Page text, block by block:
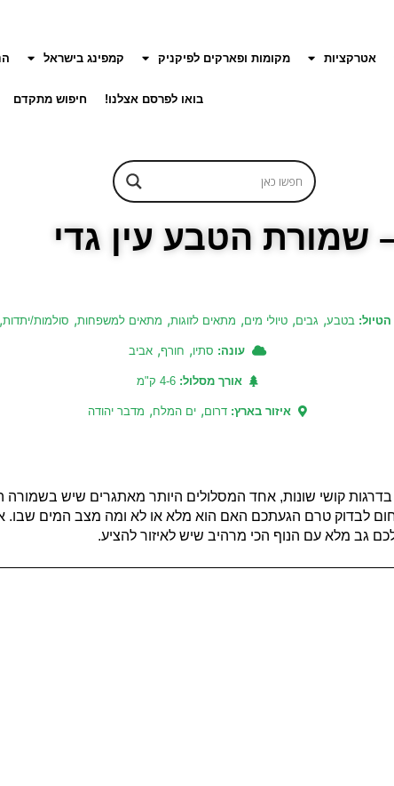
אטרקציות מקומות ופארקים לפיקניק קמפינג בישראל
בואו לפרסם אצלנו! חיפוש מתקדם
שמורת הטבע עין גדי
הטיול: בטבע, גבים, טיולי מים, מתאים לזוגות, מתאים למשפחות, סולמות/יתדות,
עונה: סתיו, חורף, אביב
אורך מסלול:4-6 ק"מ
איזור בארץ:דרום, ים המלח, מדבר יהודה
קושי שונות, אחד המסלולים היותר מאתגרים שיש בשמורה
לבדוק טרם הגעתכם האם הוא מלא או לא ומה מצב המים שבו.
גב מלא עם הנוף הכי מרהיב שיש לאיזור להציע.